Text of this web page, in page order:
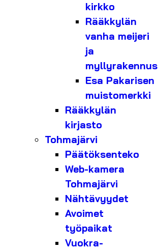
kirkko
Rääkkylän
vanha meijeri
ja
myllyrakennus
Esa Pakarisen
muistomerkki
Rääkkylän
kirjasto
Tohmajärvi
Päätöksenteko
Web-kamera
Tohmajärvi
Nähtävyydet
Avoimet
työpaikat
Vuokra-